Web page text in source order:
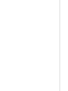
しては、各店
ります。
場合がござい